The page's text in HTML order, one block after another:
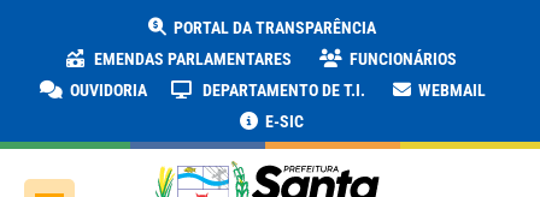
PORTAL DA TRANSPARÊNCIA
EMENDAS PARLAMENTARES
FUNCIONÁRIOS
OUVIDORIA
DEPARTAMENTO DE T.I.
WEBMAIL
E-SIC